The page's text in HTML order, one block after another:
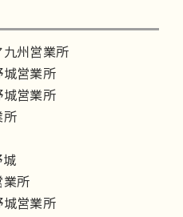
州営業所
城営業所
城営業所
所
城
業所
城営業所